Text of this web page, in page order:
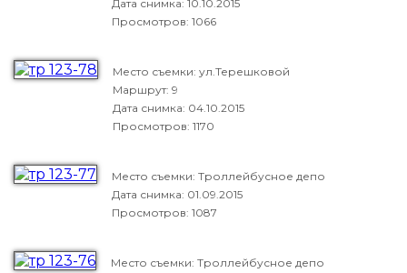
Дата снимка: 10.10.2015
Просмотров: 1066
Место съемки: ул.Терешковой
Маршрут: 9
Дата снимка: 04.10.2015
Просмотров: 1170
Место съемки: Троллейбусное депо
Дата снимка: 01.09.2015
Просмотров: 1087
Место съемки: Троллейбусное депо